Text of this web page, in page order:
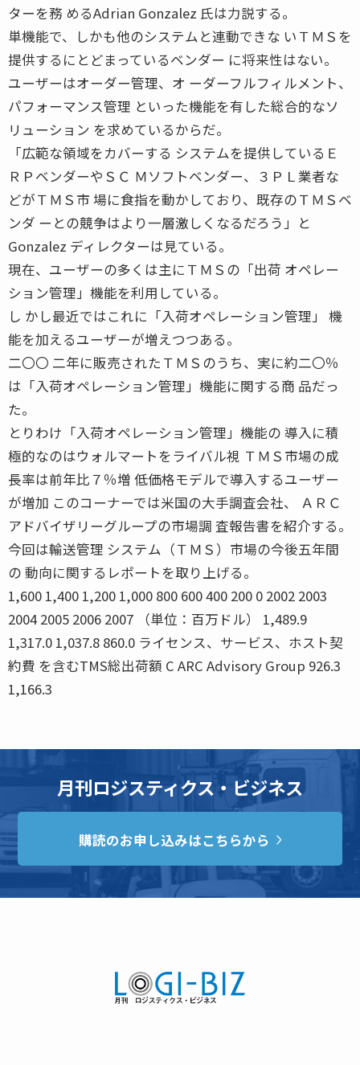
ターを務 めるAdrian Gonzalez 氏は力説する。
単機能で、しかも他のシステムと連動できな いＴＭＳを
提供するにとどまっているベンダー に将来性はない。
ユーザーはオーダー管理、オ ーダーフルフィルメント、
パフォーマンス管理 といった機能を有した総合的なソ
リューション を求めているからだ。
「広範な領域をカバーする システムを提供しているＥ
ＲＰベンダーやＳＣ Ｍソフトベンダー、３ＰＬ業者な
どがＴＭＳ市 場に食指を動かしており、既存のＴＭＳベ
ンダ ーとの競争はより一層激しくなるだろう」と
Gonzalez ディレクターは見ている。
現在、ユーザーの多くは主にＴＭＳの「出荷 オペレー
ション管理」機能を利用している。
し かし最近ではこれに「入荷オペレーション管理」 機
能を加えるユーザーが増えつつある。
二〇〇 二年に販売されたＴＭＳのうち、実に約二〇％
は「入荷オペレーション管理」機能に関する商 品だっ
た。
とりわけ「入荷オペレーション管理」機能の 導入に積
極的なのはウォルマートをライバル視 ＴＭＳ市場の成
長率は前年比７％増 低価格モデルで導入するユーザー
が増加 このコーナーでは米国の大手調査会社、 ＡＲＣ
アドバイザリーグループの市場調 査報告書を紹介する。
今回は輸送管理 システム（ＴＭＳ）市場の今後五年間
の 動向に関するレポートを取り上げる。
1,600 1,400 1,200 1,000 800 600 400 200 0 2002 2003
2004 2005 2006 2007 （単位：百万ドル） 1,489.9
1,317.0 1,037.8 860.0 ライセンス、サービス、ホスト契
約費 を含むTMS総出荷額 C ARC Advisory Group 926.3
1,166.3
月刊ロジスティクス・ビジネス
購読のお申し込みはこちらから